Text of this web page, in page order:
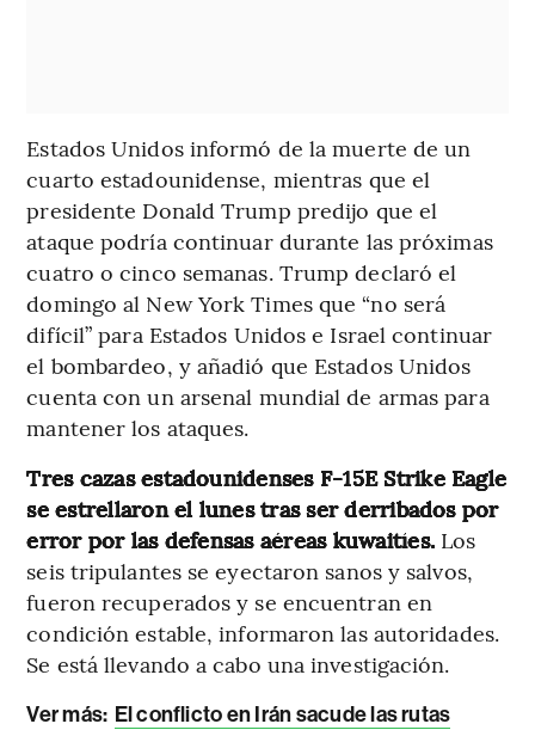
Estados Unidos informó de la muerte de un
cuarto estadounidense, mientras que el
presidente Donald Trump predijo que el
ataque podría continuar durante las próximas
cuatro o cinco semanas. Trump declaró el
domingo al New York Times que “no será
difícil” para Estados Unidos e Israel continuar
el bombardeo, y añadió que Estados Unidos
cuenta con un arsenal mundial de armas para
mantener los ataques.
Tres cazas estadounidenses F-15E Strike Eagle
se estrellaron el lunes tras ser derribados por
error por las defensas aéreas kuwaitíes. Los
seis tripulantes se eyectaron sanos y salvos,
fueron recuperados y se encuentran en
condición estable, informaron las autoridades.
Se está llevando a cabo una investigación.
Ver más: El conflicto en Irán sacude las rutas